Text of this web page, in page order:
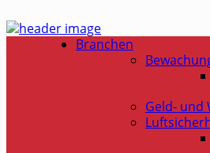
WaSi-Hessen.de
Infoportal Wach- und
Branchen
Geld-